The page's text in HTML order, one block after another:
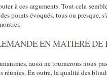
à ces arguments. Tout cela
points évoqués, tous ou presque,
EN MATIERE DE
aussi ne tournerons nous
réunies. En outre, la qualité des